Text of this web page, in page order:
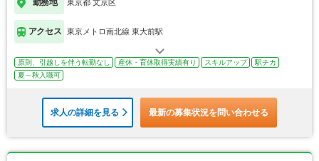
勤務地 東京都 文京区
アクセス 東京メトロ南北線 東大前駅
原則、引越しを伴う転勤なし 産休・育休取得実績有り スキルアップ
駅チカ
夏～秋入職可
求人の詳細を見る 最新の募集状況を問い合わせる